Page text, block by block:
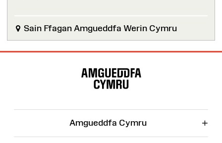
Sain Ffagan Amgueddfa Werin Cymru
Amgueddfa Cymru +